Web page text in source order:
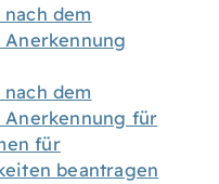
dem
dem
Anerkennung für
für
beantragen